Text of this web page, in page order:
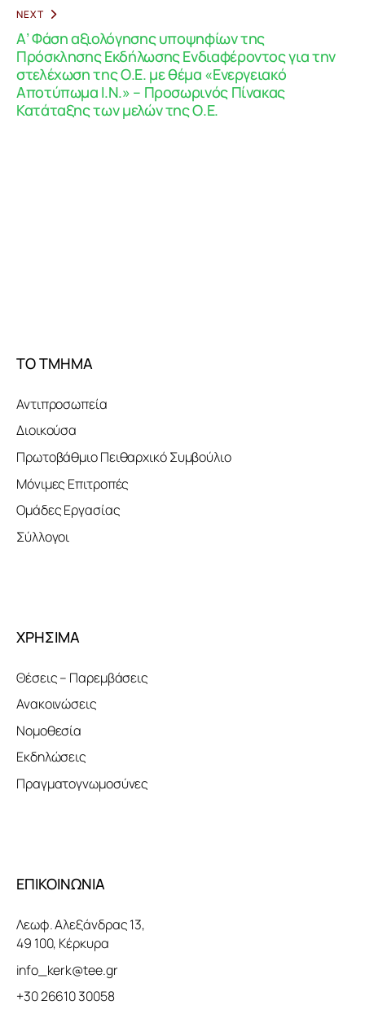
NEXT
Α’ Φάση αξιολόγησης υποψηφίων της
Πρόσκλησης Εκδήλωσης Ενδιαφέροντος για την
στελέχωση της Ο.Ε. με θέμα «Ενεργειακό
Αποτύπωμα Ι.Ν.» – Προσωρινός Πίνακας
Κατάταξης των μελών της Ο.Ε.
ΤΟ ΤΜΗΜΑ
Αντιπροσωπεία
Διοικούσα
Πρωτοβάθμιο Πειθαρχικό Συμβούλιο
Μόνιμες Επιτροπές
Ομάδες Εργασίας
Σύλλογοι
ΧΡΗΣΙΜΑ
Θέσεις – Παρεμβάσεις
Ανακοινώσεις
Νομοθεσία
Εκδηλώσεις
Πραγματογνωμοσύνες
ΕΠΙΚΟΙΝΩΝΙΑ
Λεωφ. Αλεξάνδρας 13,
49 100, Κέρκυρα
info_kerk@tee.gr
+30 26610 30058